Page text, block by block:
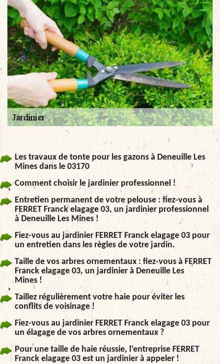
Les travaux de tonte pour les gazons à Deneuille Les
Mines dans le 03170
Comment choisir le jardinier professionnel !
Entretien permanent de votre pelouse : fiez-vous à
FERRET Franck elagage 03, un jardinier professionnel
à Deneuille Les Mines !
Fiez-vous au jardinier FERRET Franck elagage 03 pour
un entretien dans les règles de votre jardin.
Taille de vos arbres ornementaux : fiez-vous à FERRET
Franck elagage 03, un jardinier à Deneuille Les
Mines !
Taillez régulièrement votre haie pour éviter les
conflits de voisinage !
Fiez-vous au jardinier FERRET Franck elagage 03 pour
un élagage de vos arbres ornementaux ?
Pour une taille de haie réussie, l’entreprise FERRET
Franck elagage 03 est un jardinier à appeler !